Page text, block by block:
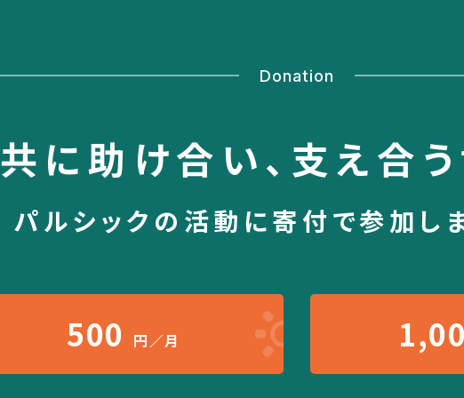
Donation
共に助け合い、 支え合
パルシックの活動に寄付で参加し
500 円／月